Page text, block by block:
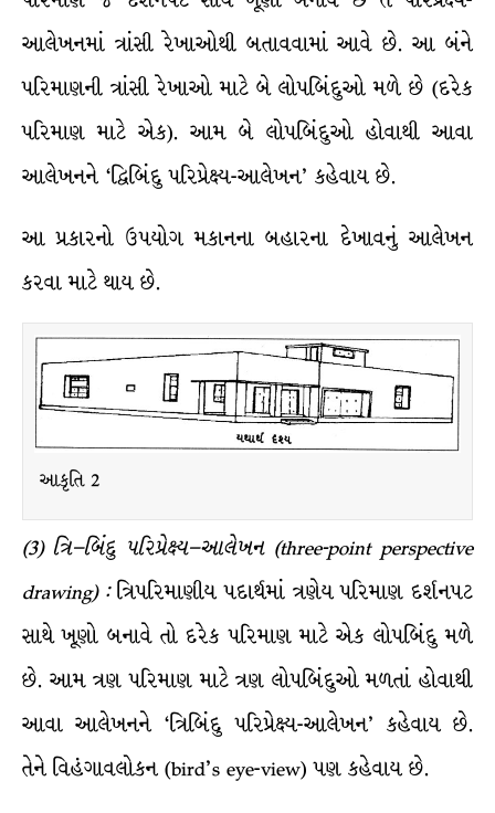
આલેખનમાં ત્રાંસી રેખાઓથી બતાવવામાં આવે છે. આ બંને
પરિમાણની ત્રાંસી રેખાઓ માટે બે લોપબિંદુઓ મળે છે (દરેક
પરિમાણ માટે એક). આમ બે લોપબિંદુઓ હોવાથી આવા
આલેખનને ‘દ્વિબિંદુ પરિપ્રેક્ષ્ય-આલેખન’ કહેવાય છે.
આ પ્રકારનો ઉપયોગ મકાનના બહારના દેખાવનું આલેખન
કરવા માટે થાય છે.
આકૃતિ 2
(3) ત્રિ–બિંદુ પરિપ્રેક્ષ્ય–આલેખન(three-point perspective
drawing) :ત્રિપરિમાણીય પદાર્થમાં ત્રણેય પરિમાણ દર્શનપટ
સાથે ખૂણો બનાવે તો દરેક પરિમાણ માટે એક લોપબિંદુ મળે
છે. આમ ત્રણ પરિમાણ માટે ત્રણ લોપબિંદુઓ મળતાં હોવાથી
આવા આલેખનને ‘ત્રિબિંદુ પરિપ્રેક્ષ્ય-આલેખન’ કહેવાય છે.
તેને વિહંગાવલોકન (bird’s eye-view) પણ કહેવાય છે.